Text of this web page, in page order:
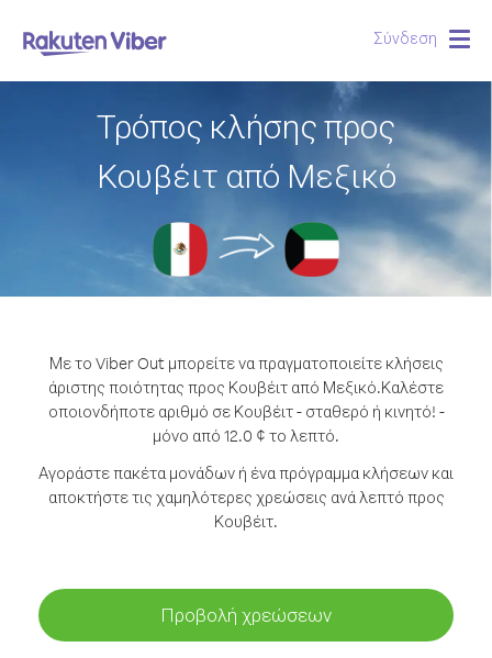
Σύνδεση
Τρόπος κλήσης προς
Κουβέιτ από Μεξικό
Με το Viber Out μπορείτε να πραγματοποιείτε κλήσεις
άριστης ποιότητας προς Κουβέιτ από Μεξικό.Καλέστε
οποιονδήποτε αριθμό σε Κουβέιτ - σταθερό ή κινητό! -
μόνο από 12.0 ¢ το λεπτό.
Αγοράστε πακέτα μονάδων ή ένα πρόγραμμα κλήσεων και
αποκτήστε τις χαμηλότερες χρεώσεις ανά λεπτό προς
Κουβέιτ.
Προβολή χρεώσεων